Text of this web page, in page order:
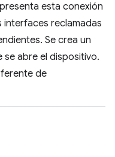
esta conexión
interfaces reclamadas
Se crea un
abre el dispositivo.
de